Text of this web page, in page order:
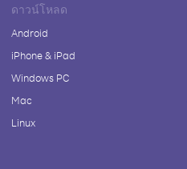
ดาวน์โหลด
Android
iPhone & iPad
Windows PC
Mac
Linux